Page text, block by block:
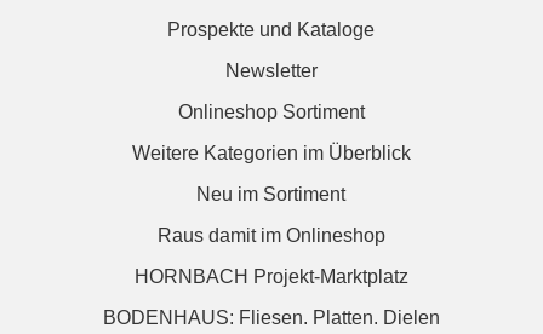
Prospekte und Kataloge
Newsletter
Onlineshop Sortiment
Weitere Kategorien im Überblick
Neu im Sortiment
Raus damit im Onlineshop
HORNBACH Projekt-Marktplatz
BODENHAUS: Fliesen. Platten. Dielen